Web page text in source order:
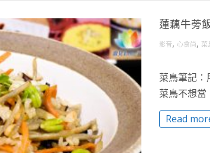
蓮藕牛蒡
影音, 心食尚, 菜
菜鳥筆記：
菜鳥不想當
Read